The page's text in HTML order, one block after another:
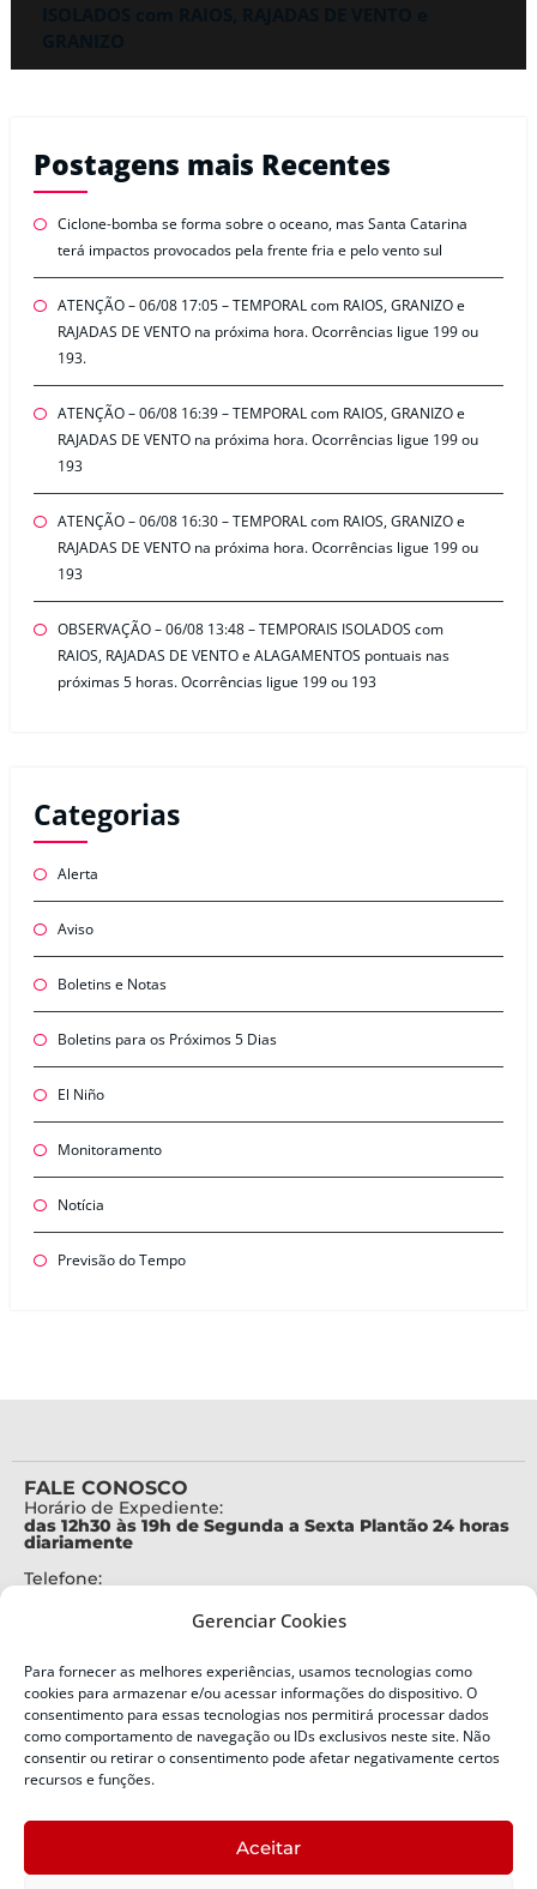
Gerenciar Cookies
Para fornecer as melhores experiências, usamos tecnologias como
cookies para armazenar e/ou acessar informações do dispositivo. O
consentimento para essas tecnologias nos permitirá processar dados
como comportamento de navegação ou IDs exclusivos neste site. Não
consentir ou retirar o consentimento pode afetar negativamente certos
recursos e funções.
Aceitar
Postagens mais Recentes
Ciclone-bomba se forma sobre o oceano, mas Santa Catarina
terá impactos provocados pela frente fria e pelo vento sul
ATENÇÃO – 06/08 17:05 – TEMPORAL com RAIOS, GRANIZO e
RAJADAS DE VENTO na próxima hora. Ocorrências ligue 199 ou
193.
ATENÇÃO – 06/08 16:39 – TEMPORAL com RAIOS, GRANIZO e
RAJADAS DE VENTO na próxima hora. Ocorrências ligue 199 ou
193
ATENÇÃO – 06/08 16:30 – TEMPORAL com RAIOS, GRANIZO e
RAJADAS DE VENTO na próxima hora. Ocorrências ligue 199 ou
193
OBSERVAÇÃO – 06/08 13:48 – TEMPORAIS ISOLADOS com
RAIOS, RAJADAS DE VENTO e ALAGAMENTOS pontuais nas
próximas 5 horas. Ocorrências ligue 199 ou 193
Categorias
Alerta
Aviso
Boletins e Notas
Boletins para os Próximos 5 Dias
El Niño
Monitoramento
Notícia
Previsão do Tempo
FALE CONOSCO
Horário de Expediente:
das 12h30 às 19h de Segunda a Sexta Plantão 24 horas
diariamente
Telefone:
Alertas Defesa Civil:
SMS 40199
ENDEREÇO
Defesa Civil do Estado de Santa Catarina
Bairro:
Capoeiras, Florianópolis, SC